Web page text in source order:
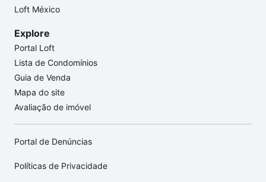
Loft México
Explore
Portal Loft
Lista de Condomínios
Guia de Venda
Mapa do site
Avaliação de imóvel
Portal de Denúncias
Políticas de Privacidade